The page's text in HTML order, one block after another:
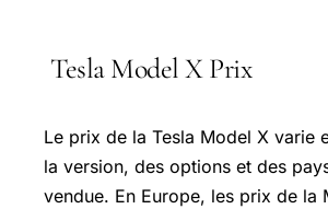
Tesla Model X Prix
Le prix de la Tesla Model X varie
la version, des options et des
vendue. En Europe, les prix de la